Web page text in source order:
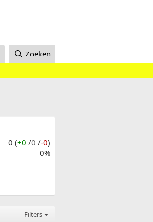
Zoeken
0 (+0 /0 /-0)
0%
Filters